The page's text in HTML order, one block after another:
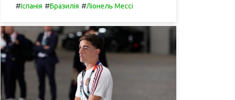
#Іспанія #Бразилія #Ліонель Мессі